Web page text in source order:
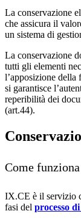
La conservazione
che assicura il
un sistema di
La conservazione
tutti gli elementi
l’apposizione della
si garantisce
reperibilità dei
(art.44).
Come
IX.CE è il servizio
fasi del processo